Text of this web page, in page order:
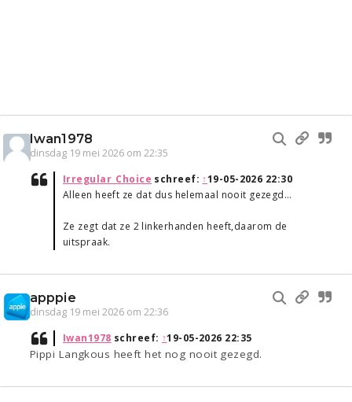
Iwan1978
dinsdag 19 mei 2026 om 22:35
Irregular_Choice schreef: ↑19-05-2026 22:30
Alleen heeft ze dat dus helemaal nooit gezegd…
Ze zegt dat ze 2 linkerhanden heeft,daarom de
uitspraak.
apppie
dinsdag 19 mei 2026 om 22:36
Iwan1978 schreef: ↑19-05-2026 22:35
Pippi Langkous heeft het nog nooit gezegd.